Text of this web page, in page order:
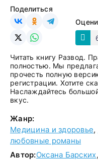
Поделиться
Читать книгу Развод.
полностью. Мы
прочесть полную
регистрации. Хотите
Наслаждайтесь
вкус.
Жанр:
Медицина и здоровье,
любовные романы
Автор:Оксана Барских,